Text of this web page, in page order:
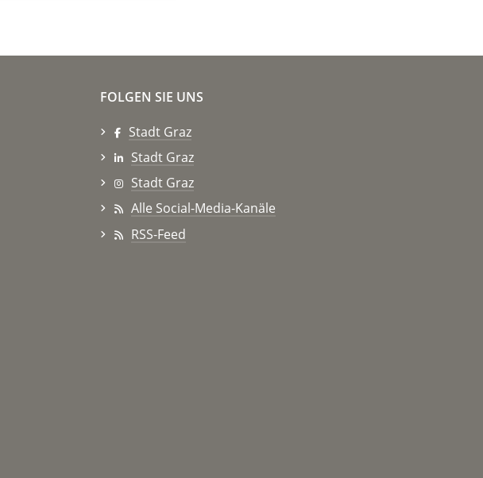
FOLGEN SIE UNS
Stadt Graz
Stadt Graz
Stadt Graz
Alle Social-Media-Kanäle
RSS-Feed